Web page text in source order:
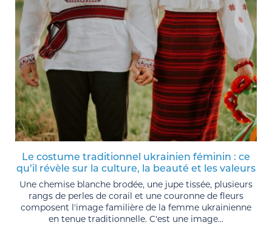
Le costume traditionnel ukrainien féminin : ce
qu’il révèle sur la culture, la beauté et les valeurs
Une chemise blanche brodée, une jupe tissée, plusieurs
rangs de perles de corail et une couronne de fleurs
composent l'image familière de la femme ukrainienne
en tenue traditionnelle. C'est une image...